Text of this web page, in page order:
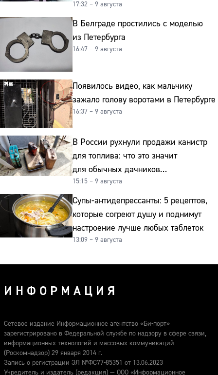
на старение мозга
17:32 – 9 августа
В Белграде простились с моделью
из Петербурга
16:47 – 9 августа
Появилось видео, как мальчику
зажало голову воротами в Петербурге
16:37 – 9 августа
В России рухнули продажи канистр
для топлива: что это значит
для обычных дачников
и автомобилистов
15:15 – 9 августа
Супы-антидепрессанты: 5 рецептов,
которые согреют душу и поднимут
настроение лучше любых таблеток
13:09 – 9 августа
ИНФОРМАЦИЯ
Сетевое издание Информационное агентство «Би-порт»
зарегистрировано в Федеральной службе по надзору в сфере связи,
информационных технологий и массовых коммуникаций
(Роскомнадзор) 29 января 2014 г.
Запись о регистрации ЭЛ №ФС77-85351 от 13.06.2023
Учредитель и издатель (редакция) — ООО «Информационное